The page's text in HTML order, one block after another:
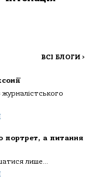
ВСІ БЛОГИ >
портрет, а питання
лише...